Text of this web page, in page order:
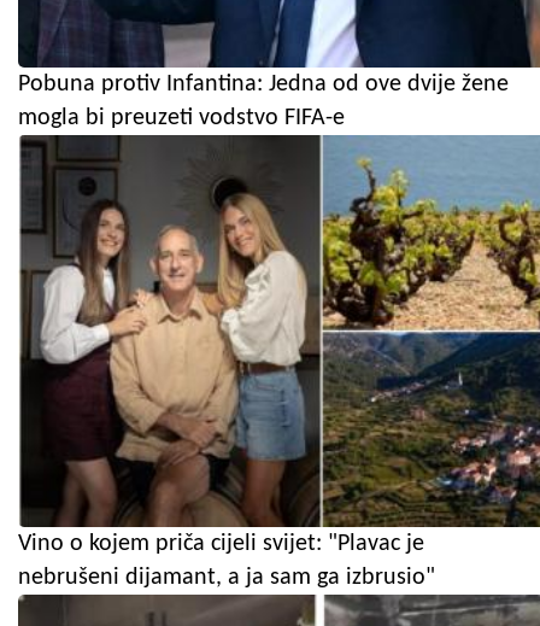
Pobuna protiv Infantina: Jedna od ove dvije žene
mogla bi preuzeti vodstvo FIFA-e
Vino o kojem priča cijeli svijet: "Plavac je
nebrušeni dijamant, a ja sam ga izbrusio"